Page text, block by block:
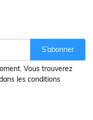
S’abonner
Vous trouverez
les conditions